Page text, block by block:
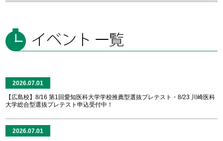
2026.07.01
【広島校】8/16 第1回愛知医科大学学校推薦型選抜プレテスト・8/23 川崎医科
大学総合型選抜プレテスト申込受付中！
2026.07.01